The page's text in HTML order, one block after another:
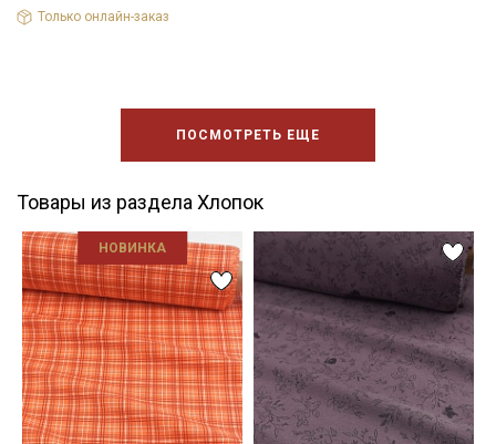
Только онлайн-заказ
ПОСМОТРЕТЬ ЕЩЕ
Товары из раздела Хлопок
НОВИНКА